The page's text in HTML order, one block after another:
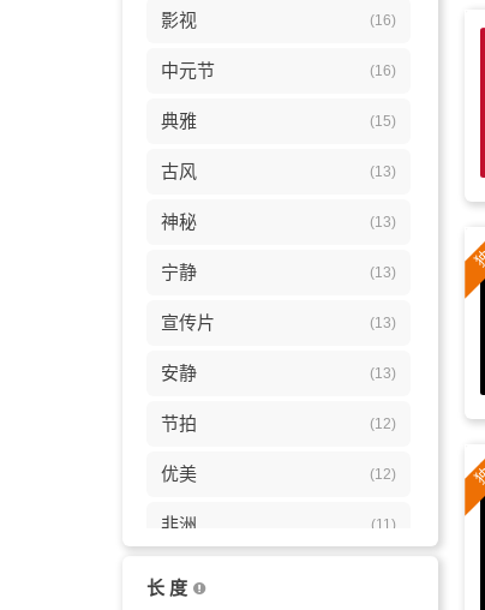
影视 (16)
中元节 (16)
典雅 (15)
古风 (13)
神秘 (13)
宁静 (13)
宣传片 (13)
安静 (13)
节拍 (12)
优美 (12)
非洲 (11)
中国
长 度